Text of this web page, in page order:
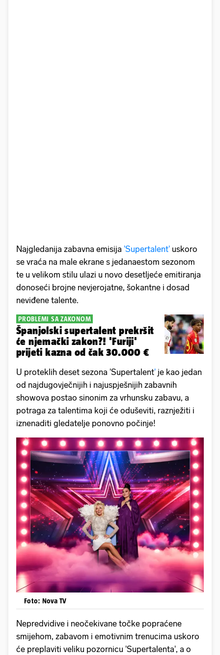
Najgledanija zabavna emisija 'Supertalent' uskoro
se vraća na male ekrane s jedanaestom sezonom
te u velikom stilu ulazi u novo desetljeće emitiranja
donoseći brojne nevjerojatne, šokantne i dosad
neviđene talente.
PROBLEMI SA ZAKONOM
Španjolski supertalent prekršit
će njemački zakon?! 'Furiji'
prijeti kazna od čak 30.000 €
U proteklih deset sezona 'Supertalent' je kao jedan
od najdugovječnijih i najuspješnijih zabavnih
showova postao sinonim za vrhunsku zabavu, a
potraga za talentima koji će oduševiti, raznježiti i
iznenaditi gledatelje ponovno počinje!
Foto: Nova TV
Nepredvidive i neočekivane točke popraćene
smijehom, zabavom i emotivnim trenucima uskoro
će preplaviti veliku pozornicu 'Supertalenta', a o